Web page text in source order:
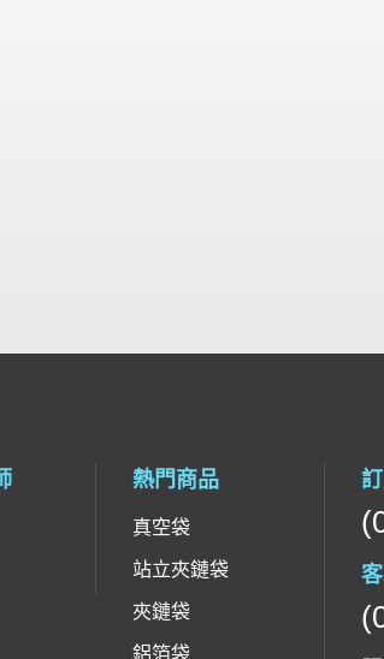
熱門商品
真空袋
站立夾鏈袋
夾鏈袋
鋁箔袋